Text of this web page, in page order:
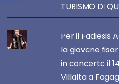
TURISMO DI
Per il Fadiesis
la giovane
in concerto il
Villalta a